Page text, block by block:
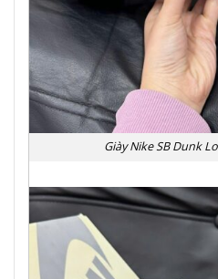
Giày Nike SB Dunk